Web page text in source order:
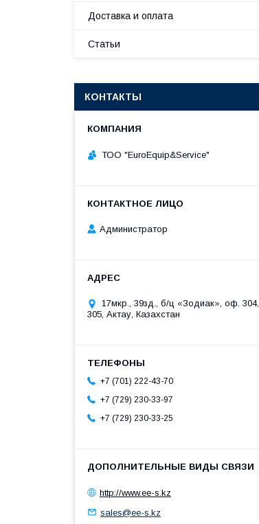
Доставка и оплата
Статьи
КОНТАКТЫ
ТОО "ЕurоЕquip&Sеrviсе"
Администратор
17мкр., 39зд., б/ц «Зодиак», оф. 304,
305, Актау, Казахстан
+7 (701) 222-43-70
+7 (729) 230-33-97
+7 (729) 230-33-25
http://www.ee-s.kz
sales@ee-s.kz